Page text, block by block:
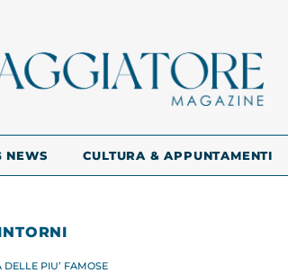
NEWS CULTURA & APPUNTAMENTI
PIU’ FAMOSE